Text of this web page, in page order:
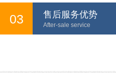
03 售后服务优势
After-sale service